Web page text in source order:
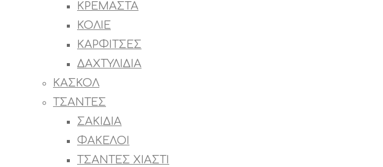
ΚΡΕΜΑΣΤΑ
ΚΟΛΙΕ
ΚΑΡΦΙΤΣΕΣ
ΔΑΧΤΥΛΙΔΙΑ
ΚΑΣΚΟΛ
ΤΣΑΝΤΕΣ
ΣΑΚΙΔΙΑ
ΦΑΚΕΛΟΙ
ΤΣΑΝΤΕΣ ΧΙΑΣΤΙ